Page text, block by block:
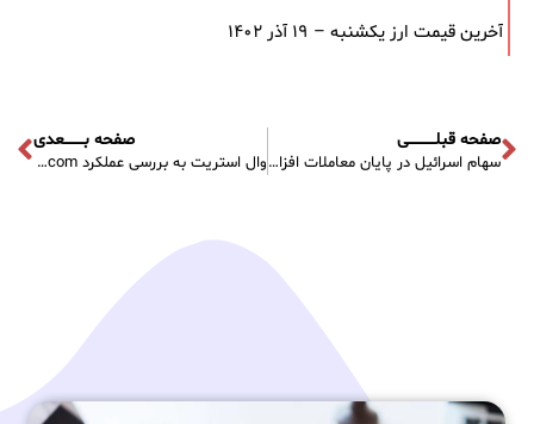
آخرین قیمت ارز یکشنبه – ۱۹ آذر ۱۴۰۲
صفحه قبلـــــــــــی
سهام اسرائیل در پایان معاملات افزایش یافت. TA 35 0.19٪ افزایش یافت
صفحه بــــــــعدی
وال استریت به بررسی عملکرد JD.com می پردازد